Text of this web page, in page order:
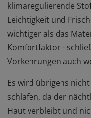
klimaregulierende
Leichtigkeit und
wichtiger als das
Komfortfaktor -
Vorkehrungen auch
Es wird übrigens
schlafen, da der
Haut verbleibt und